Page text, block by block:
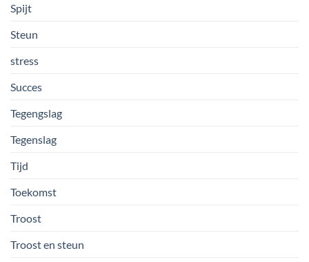
Spijt
Steun
stress
Succes
Tegengslag
Tegenslag
Tijd
Toekomst
Troost
Troost en steun